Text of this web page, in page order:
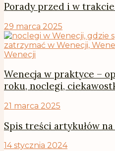
Porady przed i w
29 marca 2025
Wenecja w praktyce –
roku, noclegi,
21 marca 2025
Spis treści artykułów
14 stycznia 2024